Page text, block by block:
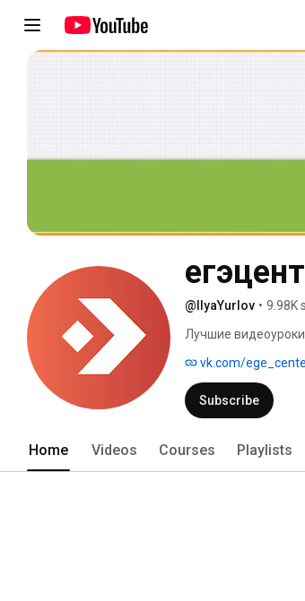
@IlyaYurlov • 9.98K
Лучшие
vk.com/
Subscribe
Home Videos Courses Playlists